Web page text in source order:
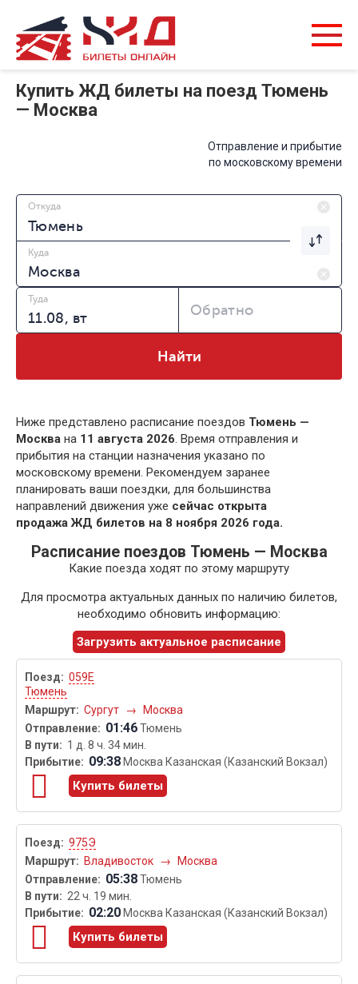
Купить ЖД билеты на поезд Тюмень
— Москва
Отправление и прибытие
по московскому времени
Откуда
Куда
Туда
Обратно
Найти
Ниже представлено расписание поездов Тюмень —
Москва на 11 августа 2026. Время отправления и
прибытия на станции назначения указано по
московскому времени. Рекомендуем заранее
планировать ваши поездки, для большинства
направлений движения уже сейчас открыта
продажа ЖД билетов на 8 ноября 2026 года.
Расписание поездов Тюмень — Москва
Какие поезда ходят по этому маршруту
Для просмотра актуальных данных по наличию билетов,
необходимо обновить информацию:
Загрузить актуальное расписание
059Е
Тюмень
Сургут
→ Москва
01:46Тюмень
1 д. 8 ч. 34 мин.
09:38 Москва Казанская (Казанский Вокзал)
Купить билеты
975Э
Владивосток
→ Москва
05:38Тюмень
22 ч. 19 мин.
02:20 Москва Казанская (Казанский Вокзал)
Купить билеты